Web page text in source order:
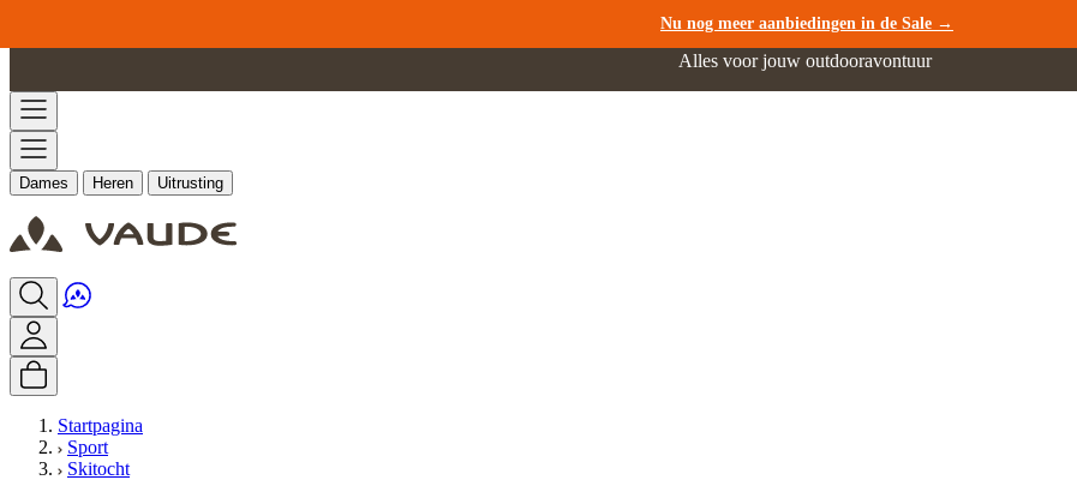
Nu nog meer aanbiedingen in de Sale →
Alles voor jouw outdooravontuur
Dames Heren Uitrusting
Startpagina
Sport
Skitocht